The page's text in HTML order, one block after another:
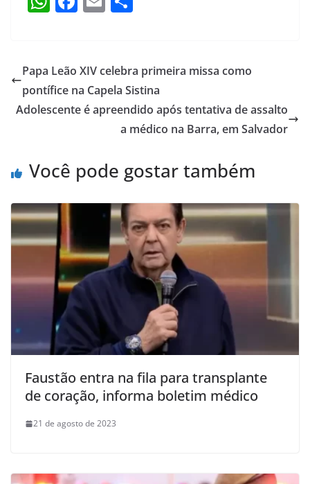
s
A
p
e
b
o
l e
Papa Leão XIV celebra primeira missa como
pontífice na Capela Sistina
Adolescente é apreendido após tentativa de assalto
a médico na Barra, em Salvador
Você pode gostar também
Faustão entra na fila para transplante
de coração, informa boletim médico
21 de agosto de 2023